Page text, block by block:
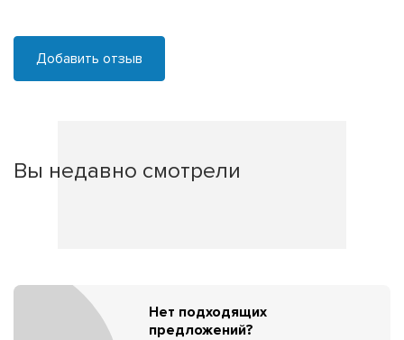
Добавить отзыв
Вы недавно смотрели
Нет подходящих
предложений?